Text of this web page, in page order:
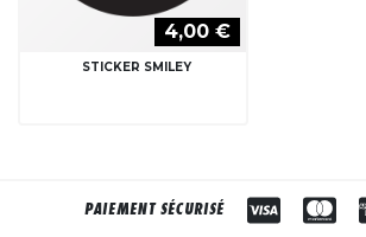
4,00 €
STICKER SMILEY
PAIEMENT SÉCURISÉ